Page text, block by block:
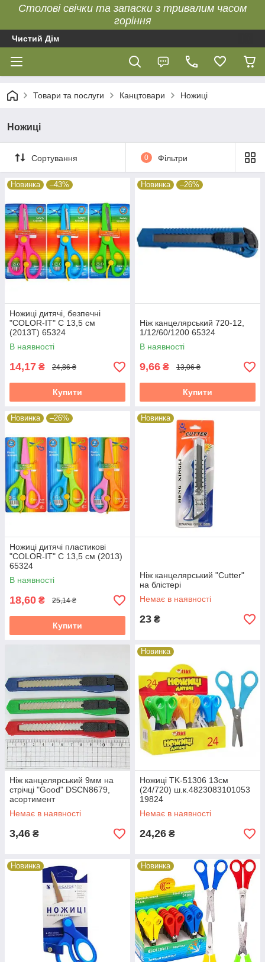
Столові свічки та запаски з тривалим часом
горіння
Чистий Дім
Товари та послуги Канцтовари Ножиці
Ножиці
Сортування 0 Фільтри
Новинка –43%
Ножиці дитячі, безпечні
"COLOR-IT" С 13,5 см
(2013T) 65324
В наявності
14,17 ₴ 24,86 ₴
Купити
Новинка –26%
Ніж канцелярський 720-12,
1/12/60/1200 65324
В наявності
9,66 ₴ 13,06 ₴
Купити
Новинка –26%
Ножиці дитячі пластикові
"COLOR-IT" С 13,5 см (2013)
65324
В наявності
18,60 ₴ 25,14 ₴
Купити
Новинка
Ніж канцелярський "Cutter"
на блістері
Немає в наявності
23 ₴
Ніж канцелярський 9мм на
стрічці "Good" DSCN8679,
асортимент
Немає в наявності
3,46 ₴
Новинка
Ножиці TK-51306 13см
(24/720) ш.к.4823083101053
19824
Немає в наявності
24,26 ₴
Новинка Новинка